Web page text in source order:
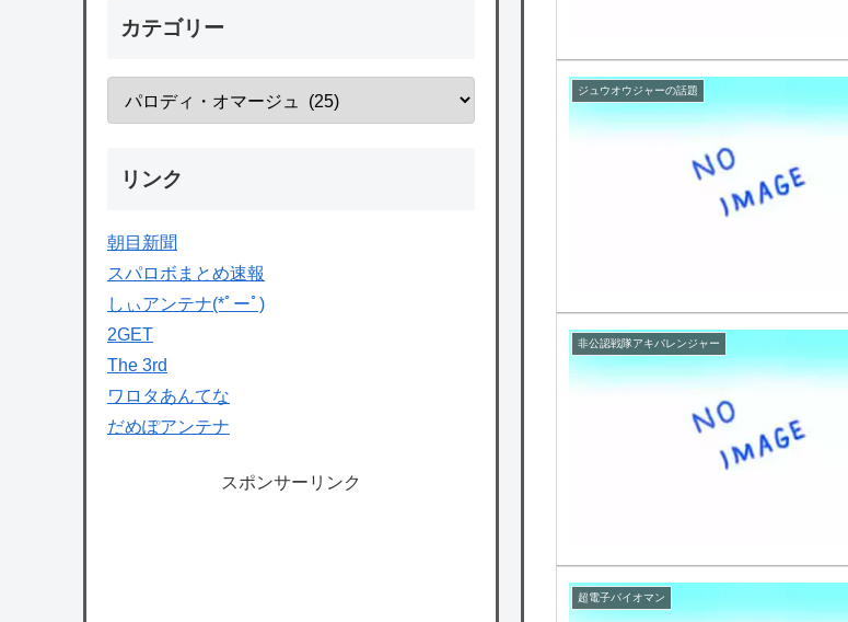
ジュウオウジャーの話題
非公認戦隊アキバレンジャー
超電子バイオマン
カテゴリー
リンク
朝目新聞
スパロボまとめ速報
しぃアンテナ(*ﾟーﾟ)
2GET
The 3rd
ワロタあんてな
だめぽアンテナ
スポンサーリンク